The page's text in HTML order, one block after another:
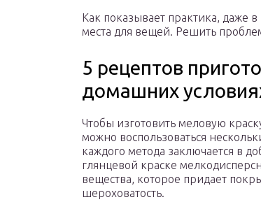
Как показывает практика, даже
места для вещей. Решить
5 рецептов
домашних
Чтобы изготовить меловую
можно воспользоваться
каждого метода заключается в
глянцевой краске
вещества, которое придает
шероховатость.